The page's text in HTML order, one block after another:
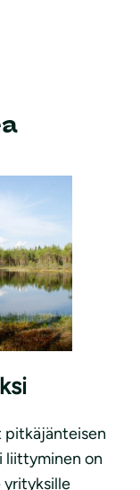
pitkäjänteisen
liittyminen on
yrityksille